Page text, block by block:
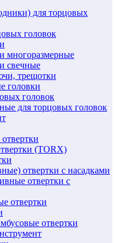
для торцовых
головок
многоразмерные
свечные
трещотки
головки
головок
для торцовых головок
(TORX)
отвертки с насадками
отвертки с
отвертки
отвертки